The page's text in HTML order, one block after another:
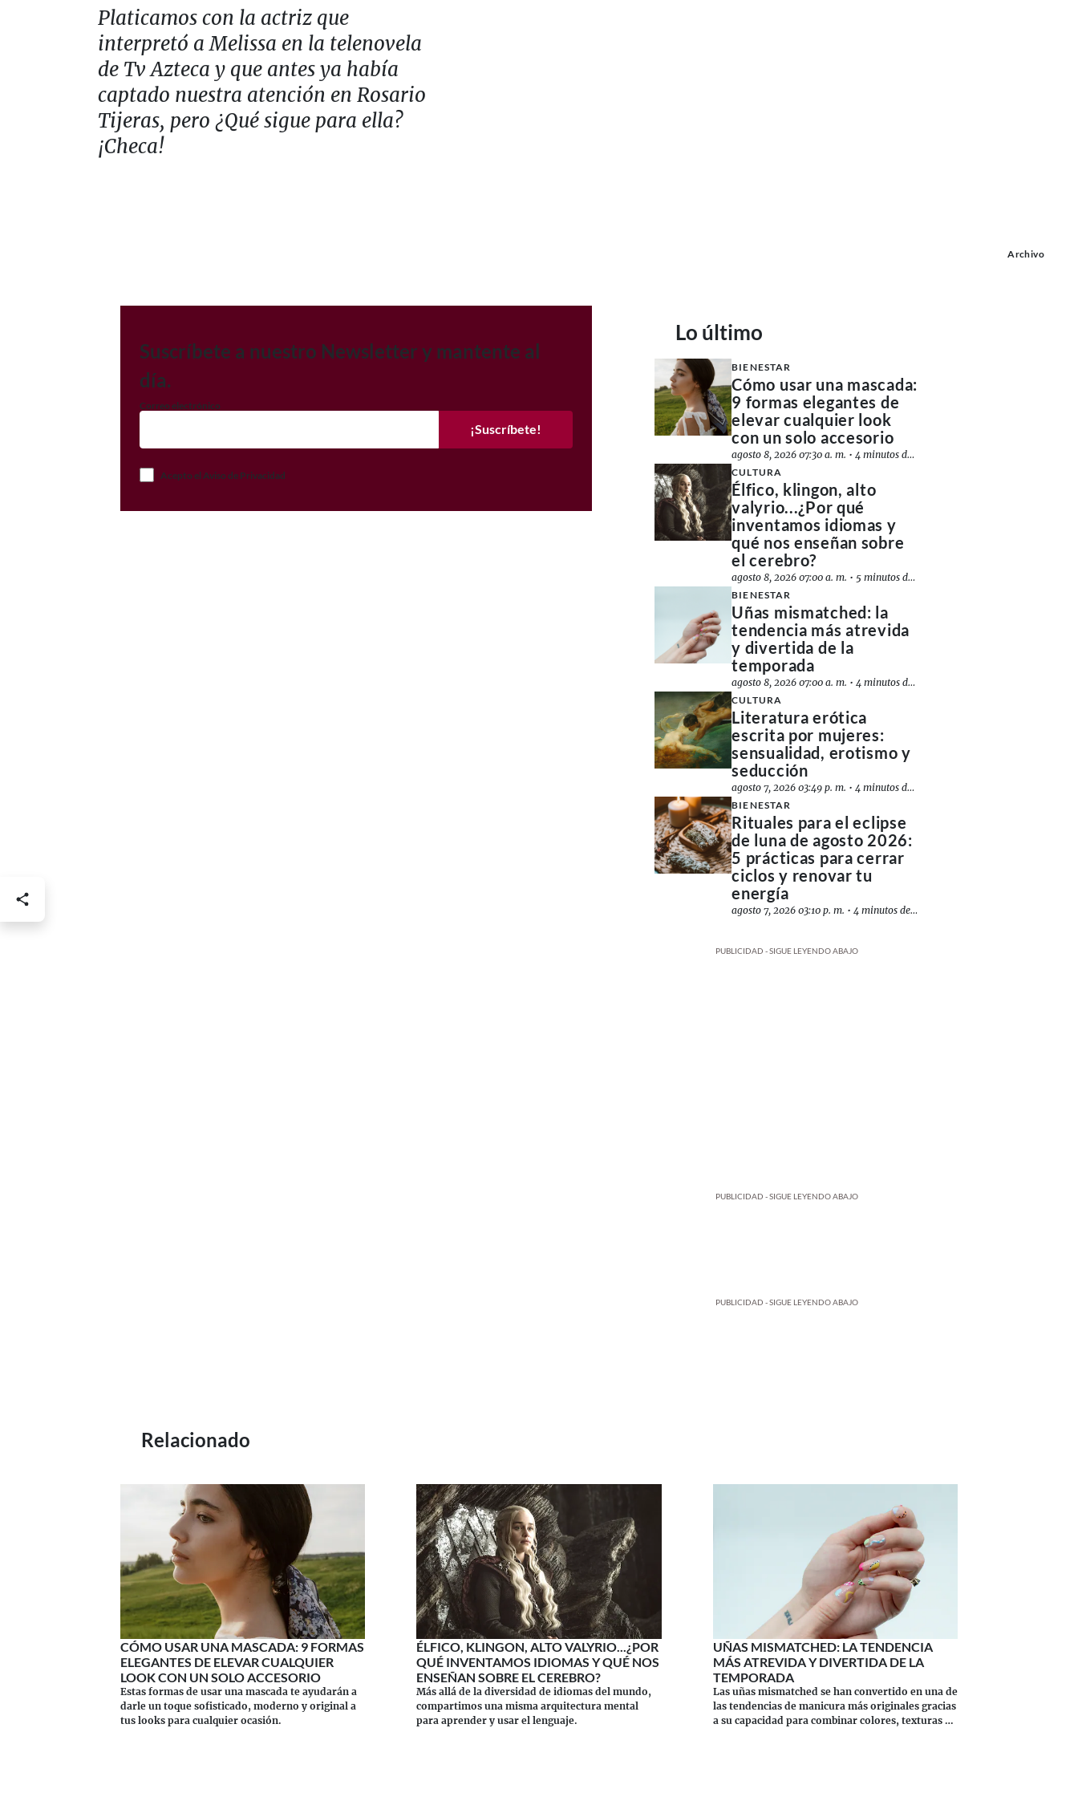
Platicamos con la actriz que
interpretó a Melissa en la telenovela
de Tv Azteca y que antes ya había
captado nuestra atención en Rosario
Tijeras, pero ¿Qué sigue para ella?
¡Checa!
Archivo
Suscríbete a nuestro Newsletter y mantente al
día.
Correo electrónico
¡Suscríbete!
Acepto el Aviso de Privacidad
Lo último
BIENESTAR
Cómo usar una mascada:
9 formas elegantes de
elevar cualquier look
con un solo accesorio
agosto 8, 2026 07:30 a. m. •4 minutos de lectura
CULTURA
Élfico, klingon, alto
valyrio...¿Por qué
inventamos idiomas y
qué nos enseñan sobre
el cerebro?
agosto 8, 2026 07:00 a. m. • 5 minutos de lectura
BIENESTAR
Uñas mismatched: la
tendencia más atrevida
y divertida de la
temporada
agosto 8, 2026 07:00 a. m. •4 minutos de lectura
CULTURA
Literatura erótica
escrita por mujeres:
sensualidad, erotismo y
seducción
agosto 7, 2026 03:49 p. m. •4 minutos de lectura
BIENESTAR
Rituales para el eclipse
de luna de agosto 2026:
5 prácticas para cerrar
ciclos y renovar tu
energía
agosto 7, 2026 03:10 p. m. •4 minutos de lectura
PUBLICIDAD - SIGUE LEYENDO ABAJO
PUBLICIDAD - SIGUE LEYENDO ABAJO
PUBLICIDAD - SIGUE LEYENDO ABAJO
Relacionado
CÓMO USAR UNA MASCADA: 9 FORMAS
ELEGANTES DE ELEVAR CUALQUIER
LOOK CON UN SOLO ACCESORIO
Estas formas de usar una mascada te ayudarán a
darle un toque sofisticado, moderno y original a
tus looks para cualquier ocasión.
ÉLFICO, KLINGON, ALTO VALYRIO...¿POR
QUÉ INVENTAMOS IDIOMAS Y QUÉ NOS
ENSEÑAN SOBRE EL CEREBRO?
Más allá de la diversidad de idiomas del mundo,
compartimos una misma arquitectura mental
para aprender y usar el lenguaje.
UÑAS MISMATCHED: LA TENDENCIA
MÁS ATREVIDA Y DIVERTIDA DE LA
TEMPORADA
Las uñas mismatched se han convertido en una de
las tendencias de manicura más originales gracias
a su capacidad para combinar colores, texturas y